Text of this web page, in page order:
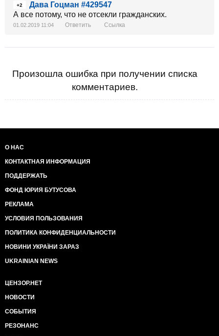
+2
Дава Гоцман #429547
А все потому, что не отсекли гражданских.
01.02.2019 11:04 Ответить Ссылка
Произошла ошибка при получении списка
комментариев.
О НАС
КОНТАКТНАЯ ИНФОРМАЦИЯ
ПОДДЕРЖАТЬ
ФОНД ЮРИЯ БУТУСОВА
РЕКЛАМА
УСЛОВИЯ ПОЛЬЗОВАНИЯ
ПОЛИТИКА КОНФИДЕНЦИАЛЬНОСТИ
НОВИНИ УКРАЇНИ ЗАРАЗ
UKRAINIAN NEWS
ЦЕНЗОР.НЕТ
НОВОСТИ
СОБЫТИЯ
РЕЗОНАНС